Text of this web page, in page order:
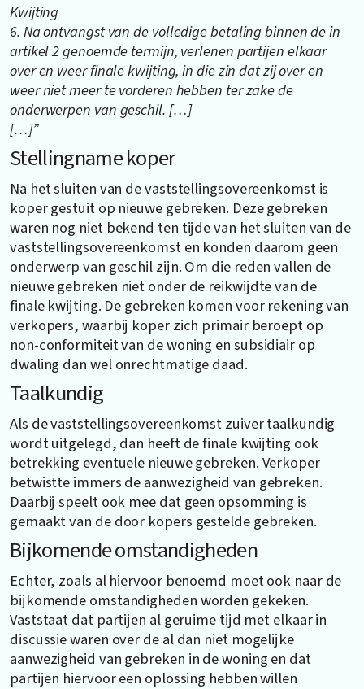
Kwijting
6. Na ontvangst van de volledige betaling binnen de in
artikel 2 genoemde termijn, verlenen partijen elkaar
over en weer finale kwijting, in die zin dat zij over en
weer niet meer te vorderen hebben ter zake de
onderwerpen van geschil. […]
[…]”
Stellingname koper
Na het sluiten van de vaststellingsovereenkomst is
koper gestuit op nieuwe gebreken. Deze gebreken
waren nog niet bekend ten tijde van het sluiten van de
vaststellingsovereenkomst en konden daarom geen
onderwerp van geschil zijn. Om die reden vallen de
nieuwe gebreken niet onder de reikwijdte van de
finale kwijting. De gebreken komen voor rekening van
verkopers, waarbij koper zich primair beroept op
non-conformiteit van de woning en subsidiair op
dwaling dan wel onrechtmatige daad.
Taalkundig
Als de vaststellingsovereenkomst zuiver taalkundig
wordt uitgelegd, dan heeft de finale kwijting ook
betrekking eventuele nieuwe gebreken. Verkoper
betwistte immers de aanwezigheid van gebreken.
Daarbij speelt ook mee dat geen opsomming is
gemaakt van de door kopers gestelde gebreken.
Bijkomende omstandigheden
Echter, zoals al hiervoor benoemd moet ook naar de
bijkomende omstandigheden worden gekeken.
Vaststaat dat partijen al geruime tijd met elkaar in
discussie waren over de al dan niet mogelijke
aanwezigheid van gebreken in de woning en dat
partijen hiervoor een oplossing hebben willen